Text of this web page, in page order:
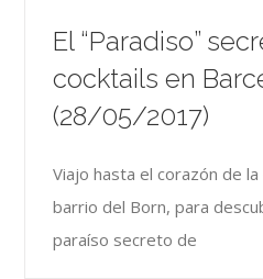
El “Paradiso”
cocktails en
(28/05/2017)
Viajo hasta el corazón de
barrio del Born, para
paraíso secreto de